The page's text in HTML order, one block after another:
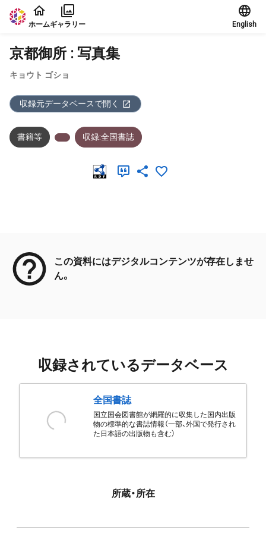
本文に飛ぶ
ホームギャラリー English
京都御所 : 写真集
キョウト ゴショ
収録元データベースで開く
書籍等 収録:全国書誌
この資料にはデジタルコンテンツが存在しませ
ん。
収録されているデータベース
全国書誌
国立国会図書館が網羅的に収集した国内出版
物の標準的な書誌情報（一部、外国で発行され
た日本語の出版物も含む）
所蔵・所在